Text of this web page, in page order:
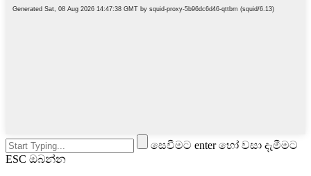
සෙවීමට enter හෝ වසා දැමීමට
ESC ඔබන්න